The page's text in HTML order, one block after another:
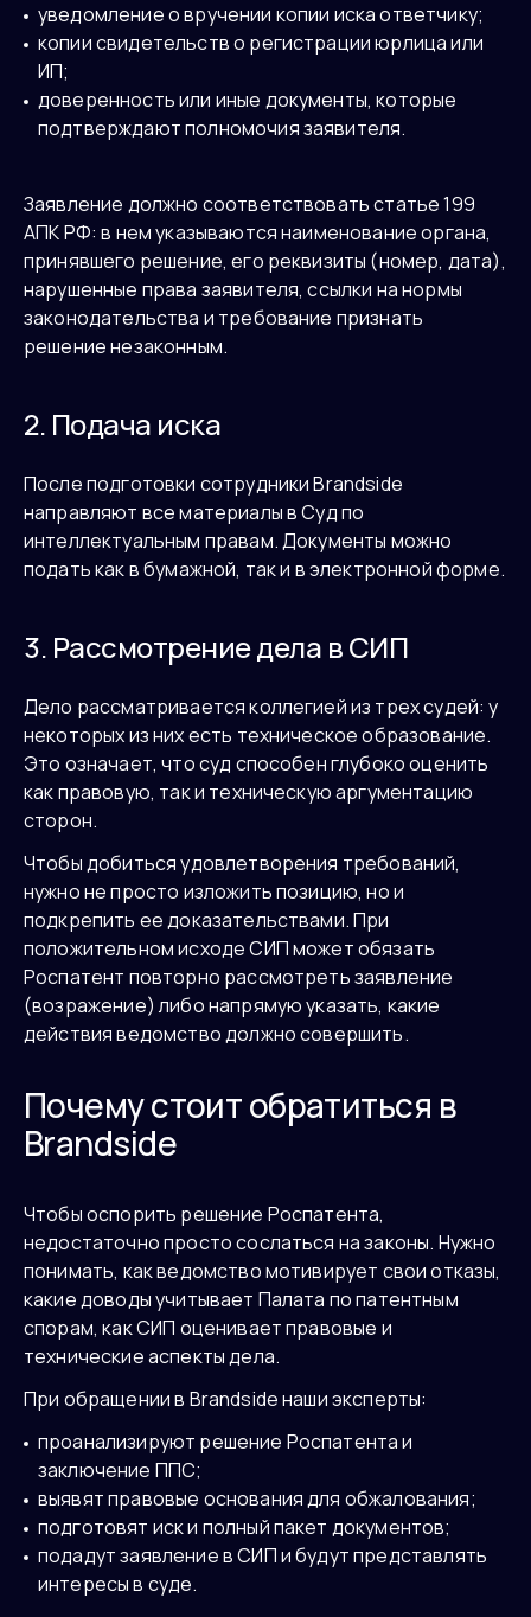
уведомление о вручении копии иска ответчику;
копии свидетельств о регистрации юрлица или
ИП;
доверенность или иные документы, которые
подтверждают полномочия заявителя.
Заявление должно соответствовать статье 199
АПК РФ: в нем указываются наименование органа,
принявшего решение, его реквизиты (номер, дата),
нарушенные права заявителя, ссылки на нормы
законодательства и требование признать
решение незаконным.
2. Подача иска
После подготовки сотрудники Brandside
направляют все материалы в Суд по
интеллектуальным правам. Документы можно
подать как в бумажной, так и в электронной форме.
3. Рассмотрение дела в СИП
Дело рассматривается коллегией из трех судей: у
некоторых из них есть техническое образование.
Это означает, что суд способен глубоко оценить
как правовую, так и техническую аргументацию
сторон.
Чтобы добиться удовлетворения требований,
нужно не просто изложить позицию, но и
подкрепить ее доказательствами. При
положительном исходе СИП может обязать
Роспатент повторно рассмотреть заявление
(возражение) либо напрямую указать, какие
действия ведомство должно совершить.
Почему стоит обратиться в
Brandside
Чтобы оспорить решение Роспатента,
недостаточно просто сослаться на законы. Нужно
понимать, как ведомство мотивирует свои отказы,
какие доводы учитывает Палата по патентным
спорам, как СИП оценивает правовые и
технические аспекты дела.
При обращении в Brandside наши эксперты:
проанализируют решение Роспатента и
заключение ППС;
выявят правовые основания для обжалования;
подготовят иск и полный пакет документов;
подадут заявление в СИП и будут представлять
интересы в суде.